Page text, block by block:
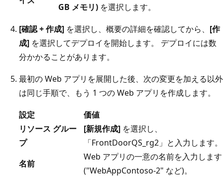
GB メモリ) を選択します。
[確認 + 作成] を選択し、概要の詳細を確認してから、 [作
成] を選択してデプロイを開始します。 デプロイには数
分かかることがあります。
最初の Web アプリを展開した後、次の変更を加える以外
は同じ手順で、もう 1 つの Web アプリを作成します。
設定
価値
リソース グルー
プ
[新規作成] を選択し、
「FrontDoorQS_rg2」と入力します。
名前
Web アプリの一意の名前を入力します
("WebAppContoso-2" など)。